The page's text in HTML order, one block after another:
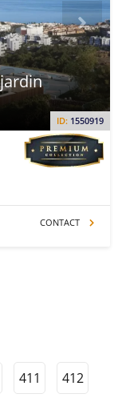
ID: 1550919
CONTACT
411
412